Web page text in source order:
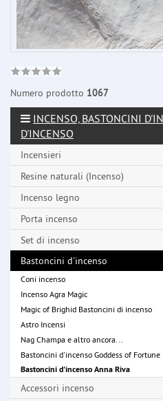
Numero prodotto 1067
INCENSO, BASTONCINI
D'INCENSO
Incensieri
Resine naturali (Incenso)
Incenso legno
Porta incenso
Set di incenso
Bastoncini d'incenso
Coni incenso
Incenso Agra Magic
Magic of Brighid Bastoncini di incenso
Astro Incensi
Nag Champa e altro ancora...
Bastoncini d'incenso Goddess of Fortune
Bastoncini d'incenso Anna Riva
Accessori incenso